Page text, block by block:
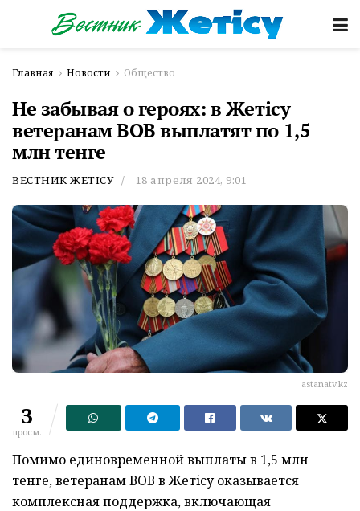
Главная Новости Общество
Не забывая о героях: в Жетiсу
ветеранам ВОВ выплатят по 1,5
млн тенге
ВЕСТНИК ЖЕТІСУ 18 апреля 2024, 9:01
astanatv.kz
3
просм.
Помимо единовременной выплаты в 1,5 млн
тенге, ветеранам ВОВ в Жетiсу оказывается
комплексная поддержка, включающая